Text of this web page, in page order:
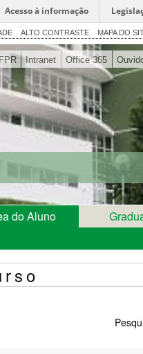
Acesso à informação
ALTO CONTRASTE MAPA DO
Intranet Office 365
do Aluno